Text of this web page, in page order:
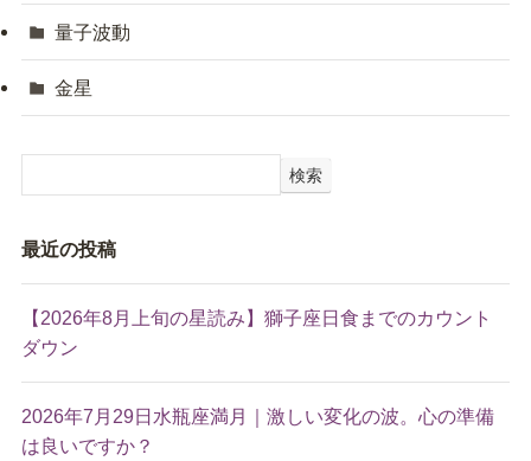
量子波動
金星
検索
最近の投稿
【2026年8月上旬の星読み】獅子座日食までのカウント
ダウン
2026年7月29日水瓶座満月｜激しい変化の波。心の準備
は良いですか？